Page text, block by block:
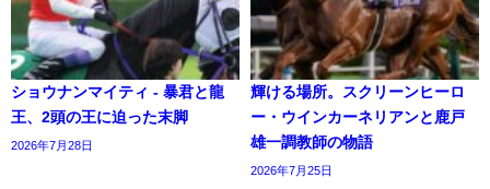
ショウナンマイティ - 暴君と龍
王、2頭の王に迫った末脚
2026年7月28日
輝ける場所。スクリーンヒーロ
ー・ウインカーネリアンと鹿戸
雄一調教師の物語
2026年7月25日